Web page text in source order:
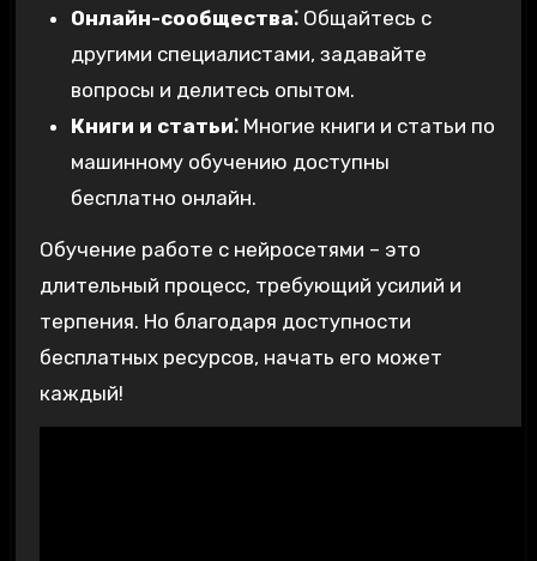
Онлайн-сообщества⁚Общайтесь с
другими специалистами, задавайте
вопросы и делитесь опытом.
Книги и статьи⁚Многие книги и статьи по
машинному обучению доступны
бесплатно онлайн.
Обучение работе с нейросетями – это
длительный процесс, требующий усилий и
терпения. Но благодаря доступности
бесплатных ресурсов, начать его может
каждый!